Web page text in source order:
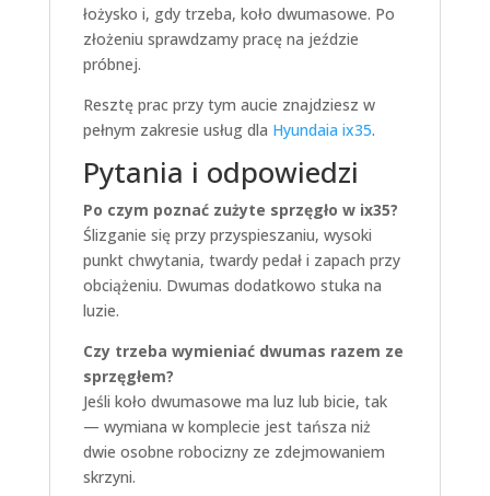
łożysko i, gdy trzeba, koło dwumasowe. Po
złożeniu sprawdzamy pracę na jeździe
próbnej.
Resztę prac przy tym aucie znajdziesz w
pełnym zakresie usług dla Hyundaia ix35.
Pytania i odpowiedzi
Po czym poznać zużyte sprzęgło w ix35?
Ślizganie się przy przyspieszaniu, wysoki
punkt chwytania, twardy pedał i zapach przy
obciążeniu. Dwumas dodatkowo stuka na
luzie.
Czy trzeba wymieniać dwumas razem ze
sprzęgłem?
Jeśli koło dwumasowe ma luz lub bicie, tak
— wymiana w komplecie jest tańsza niż
dwie osobne robocizny ze zdejmowaniem
skrzyni.